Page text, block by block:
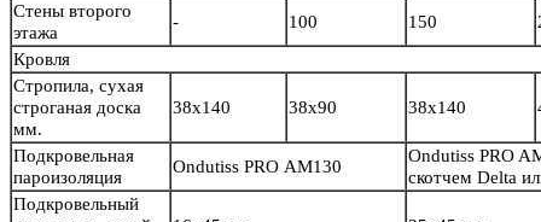
Стены второго
этажа
- 100 150
Кровля
Стропила, сухая
строганая доска
мм.
38х140 38х90 38х140
Подкровельная
пароизоляция
Ondutiss PRO АМ130
Ondutiss PRO
скотчем Delta
Подкровельный